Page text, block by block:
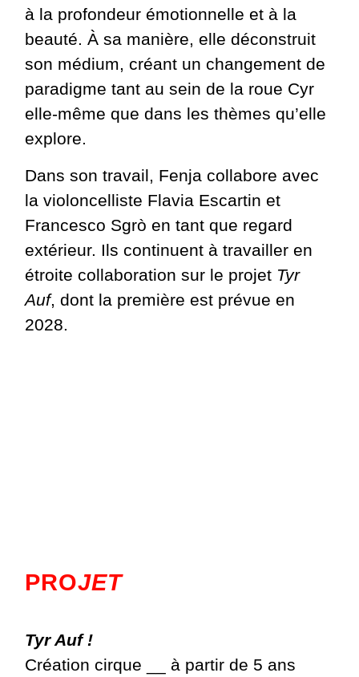
à la profondeur émotionnelle et à la
beauté. À sa manière, elle déconstruit
son médium, créant un changement de
paradigme tant au sein de la roue Cyr
elle-même que dans les thèmes qu’elle
explore.
Dans son travail, Fenja collabore avec
la violoncelliste Flavia Escartin et
Francesco Sgrò en tant que regard
extérieur. Ils continuent à travailler en
étroite collaboration sur le projet Tyr
Auf, dont la première est prévue en
2028.
PROJET
Tyr Auf !
Création cirque __ à partir de 5 ans